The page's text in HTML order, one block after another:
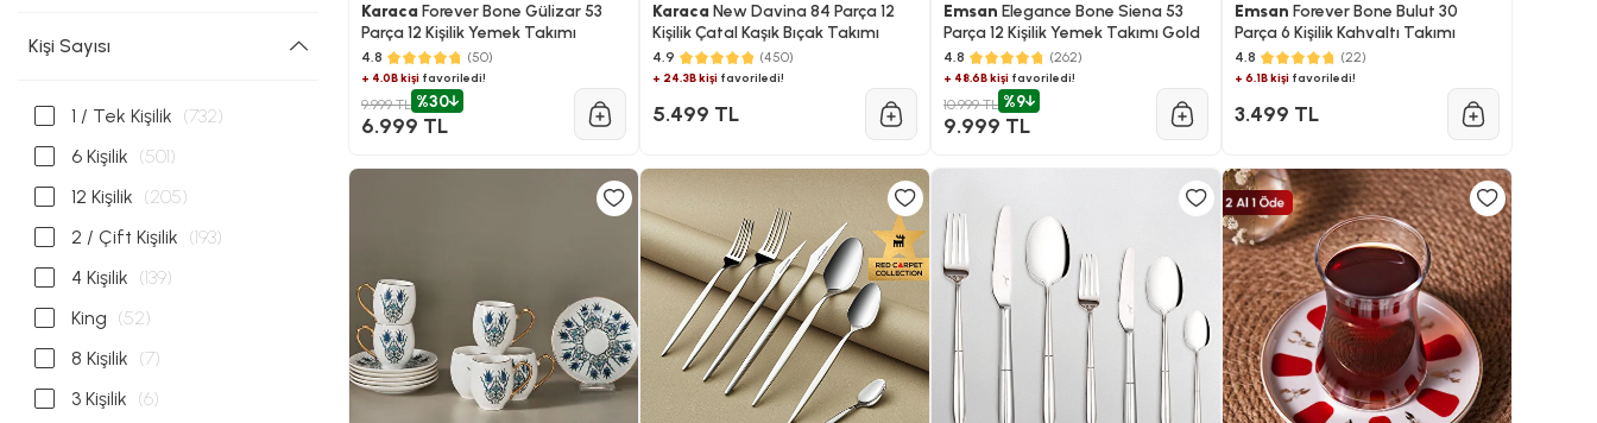
Kişi Sayısı
1 / Tek Kişilik (732)
6 Kişilik (501)
12 Kişilik (205)
2 / Çift Kişilik (193)
4 Kişilik (139)
King (52)
8 Kişilik (7)
3 Kişilik (6)
Karaca Forever Bone Gülizar 53
Parça 12 Kişilik Yemek Takımı
4.8 (50)
+ 4.0B kişifavoriledi!
9.999 TL %30
6.999 TL
Karaca New Davina 84 Parça 12
Kişilik Çatal Kaşık Bıçak Takımı
4.9 (450)
+ 24.3B kişifavoriledi!
5.499 TL
Emsan Elegance Bone Siena 53
Parça 12 Kişilik Yemek Takımı Gold
4.8 (262)
+ 48.6B kişifavoriledi!
10.999 TL %9
9.999 TL
Emsan Forever Bone Bulut 30
Parça 6 Kişilik Kahvaltı Takımı
4.8 (22)
+ 6.1B kişi favoriledi!
3.499 TL